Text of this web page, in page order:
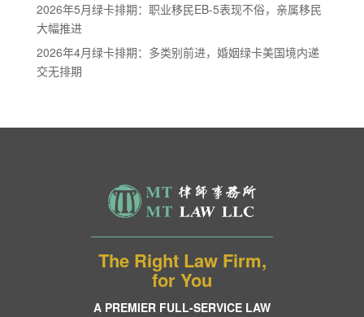
2026年5月绿卡排期：职业移民EB-5表现不俗，亲属移民
大幅推进
2026年4月绿卡排期：多类别前进，婚姻绿卡美国境内递
交无排期
The Right Law Firm,
for You
A PREMIER FULL-SERVICE LAW